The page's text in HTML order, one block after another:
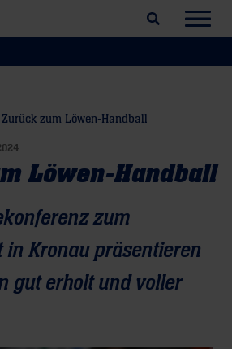
Suchfeld öffnen
Zurück zum Löwen-Handball
Löwen-Handball
zum
Kronau präsentieren
gut erholt und voller